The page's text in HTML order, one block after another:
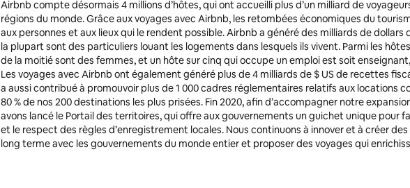
Airbnb compte désormais 4 millions d’hôtes, qui ont accueilli plus d’un milliard de
régions du monde. Grâce aux voyages avec Airbnb, les retombées économiques du
aux personnes et aux lieux qui le rendent possible. Airbnb a généré des milliards de dollars
la plupart sont des particuliers louant les logements dans lesquels ils vivent. Parmi les
de la moitié sont des femmes, et un hôte sur cinq qui occupe un emploi est soit
Les voyages avec Airbnb ont également généré plus de 4 milliards de $ US de recettes
a aussi contribué à promouvoir plus de 1 000 cadres réglementaires relatifs aux locations
80 % de nos 200 destinations les plus prisées. Fin 2020, afin d’accompagner notre
avons lancé le Portail des territoires, qui offre aux gouvernements un guichet unique pour
et le respect des règles d’enregistrement locales. Nous continuons à innover et à créer
long terme avec les gouvernements du monde entier et proposer des voyages qui